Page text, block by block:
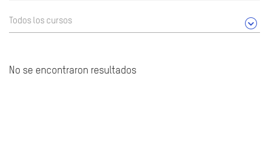
Todos los cursos
No se encontraron resultados